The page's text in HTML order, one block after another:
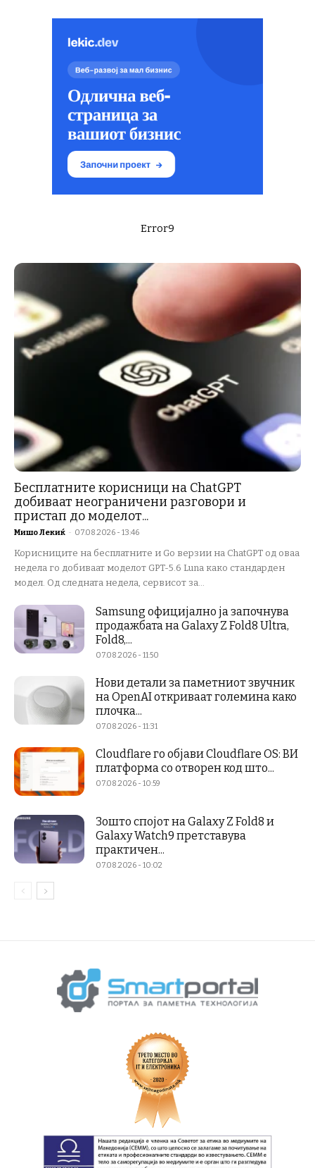
Error9
Бесплатните корисници на ChatGPT
добиваат неограничени разговори и
пристап до моделот...
Мишо Лекиќ - 07.08.2026 - 13:46
Корисниците на бесплатните и Go верзии на ChatGPT од оваа
недела го добиваат моделот GPT-5.6 Luna како стандарден
модел. Од следната недела, сервисот за...
Samsung официјално ја започнува
продажбата на Galaxy Z Fold8 Ultra,
Fold8,...
07.08.2026 - 11:50
Нови детали за паметниот звучник
на OpenAI откриваат големина како
плочка...
07.08.2026 - 11:31
Cloudflare го објави Cloudflare OS: ВИ
платформа со отворен код што...
07.08.2026 - 10:59
Зошто спојот на Galaxy Z Fold8 и
Galaxy Watch9 претставува
практичен...
07.08.2026 - 10:02